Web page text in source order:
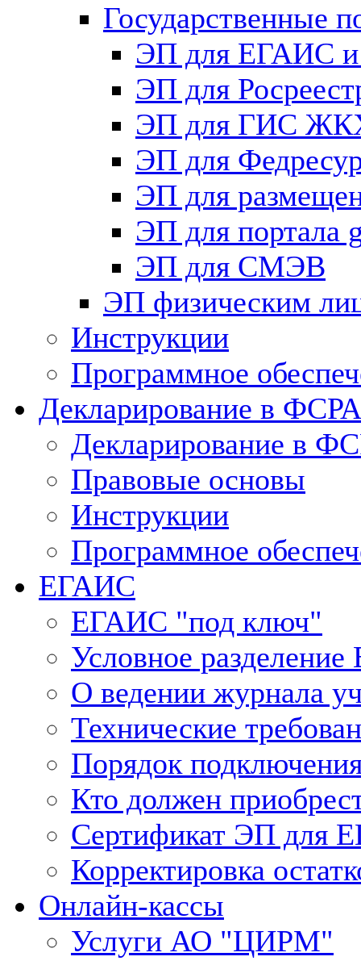
Государственные
ЭП для ЕГАИС и
ЭП для
ЭП для ГИС
ЭП для
ЭП для
ЭП для портала
ЭП для СМЭВ
ЭП физическим
Инструкции
Программное
Декларирование в
Декларирование в
Правовые основы
Инструкции
Программное
ЕГАИС
ЕГАИС "под ключ"
Условное
О ведении журнала
Технические
Порядок
Кто должен
Сертификат ЭП для
Корректировка
Онлайн-кассы
Услуги АО "ЦИРМ"